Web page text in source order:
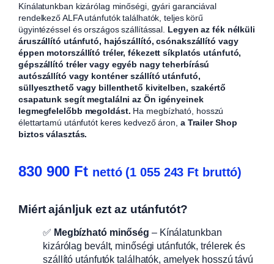
Kínálatunkban kizárólag minőségi, gyári garanciával
rendelkező ALFA utánfutók találhatók, teljes körű
ügyintézéssel és országos szállítással. Legyen az fék nélküli
áruszállító utánfutó, hajószállító, csónakszállító vagy
éppen motorszállító tréler, fékezett síkplatós utánfutó,
gépszállító tréler vagy egyéb nagy teherbírású
autószállító vagy konténer szállító utánfutó,
süllyeszthető vagy billenthető kivitelben, szakértő
csapatunk segít megtalálni az Ön igényeinek
legmegfelelőbb megoldást. Ha megbízható, hosszú
élettartamú utánfutót keres kedvező áron, a Trailer Shop
biztos választás.
830 900 Ft nettó (1 055 243 Ft bruttó)
Miért ajánljuk ezt az utánfutót?
✅ Megbízható minőség – Kínálatunkban
kizárólag bevált, minőségi utánfutók, trélerek és
szállító utánfutók találhatók, amelyek hosszú távú